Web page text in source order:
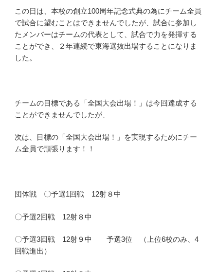
この日は、本校の創立100周年記念式典の為にチーム全員
で試合に望むことはできませんでしたが、試合に参加し
たメンバーはチームの代表として、試合で力を発揮する
ことができ、２年連続で東海選抜出場することになりま
した。
チームの目標である「全国大会出場！」は今回達成する
ことができませんでしたが、
次は、目標の「全国大会出場！」を実現するためにチー
ム全員で頑張ります！！
団体戦 〇予選1回戦 12射８中
〇予選2回戦 12射８中
〇予選3回戦 12射９中 予選3位 （上位6校のみ、4
回戦進出）